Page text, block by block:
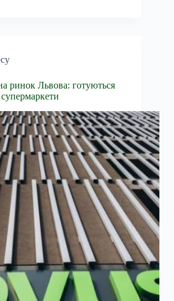
ринок Львова: готуються